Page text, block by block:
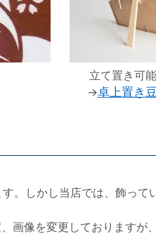
立て置き可能
→卓上置き
。しかし当店では、飾っ
画像を変更しております